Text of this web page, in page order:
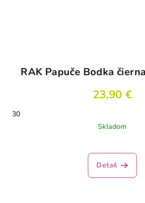
RAK Papuče Bodka
23,90 €
30
Skladom
Detail